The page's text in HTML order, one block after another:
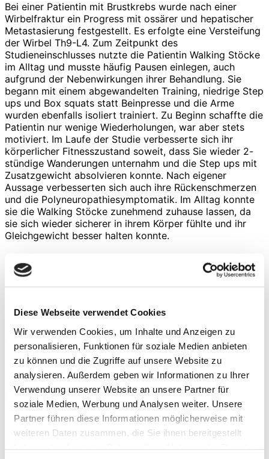
Diese Webseite verwendet Cookies
Wir verwenden Cookies, um Inhalte und Anzeigen zu
personalisieren, Funktionen für soziale Medien anbieten
zu können und die Zugriffe auf unsere Website zu
analysieren. Außerdem geben wir Informationen zu Ihrer
Verwendung unserer Website an unsere Partner für
soziale Medien, Werbung und Analysen weiter. Unsere
Partner führen diese Informationen möglicherweise mit
weiteren Daten zusammen, die Sie ihnen bereitgestellt
Bei einer Patientin mit Brustkrebs wurde nach einer
Wirbelfraktur ein Progress mit ossärer und hepatischer
Metastasierung festgestellt. Es erfolgte eine Versteifung
der Wirbel Th9-L4. Zum Zeitpunkt des
Studieneinschlusses nutzte die Patientin Walking Stöcke
im Alltag und musste häufig Pausen einlegen, auch
aufgrund der Nebenwirkungen ihrer Behandlung. Sie
begann mit einem abgewandelten Training, niedrige Step
ups und Box squats statt Beinpresse und die Arme
wurden ebenfalls isoliert trainiert. Zu Beginn schaffte die
Patientin nur wenige Wiederholungen, war aber stets
motiviert. Im Laufe der Studie verbesserte sich ihr
körperlicher Fitnesszustand soweit, dass Sie wieder 2-
stündige Wanderungen unternahm und die Step ups mit
Zusatzgewicht absolvieren konnte. Nach eigener
Aussage verbesserten sich auch ihre Rückenschmerzen
und die Polyneuropathiesymptomatik. Im Alltag konnte
sie die Walking Stöcke zunehmend zuhause lassen, da
sie sich wieder sicherer in ihrem Körper fühlte und ihr
Gleichgewicht besser halten konnte.
Effekte eines spezialisierten
Trainingsprogramms
Die Studie belegte für beide primären Endpunkte, die
körperliche Fatigue sowie die generelle Lebensqualität,
statistisch signifikante Effekte. Patienten in der
Trainingsgruppe zeigten nach sechs (primärer
Messzeitpunkt der Studie) sowie neun Monaten eine
signifikant niedrigere Fatiguesymptomatik und eine
signifikant bessere Lebensqualität als die Patienten in
der Kontrollgruppe. Des Weiteren konnte die
Trainingsgruppe ihre körperliche Fitness sowie die
körperliche Funktionsfähigkeit signifikant nach sechs
sowie neun Monaten verbessern. Gleiches zeigte sich
auch für die Kraftfähigkeit der Patienten in der
Trainingsgruppe im Vergleich zur Kontrollgruppe. Auch